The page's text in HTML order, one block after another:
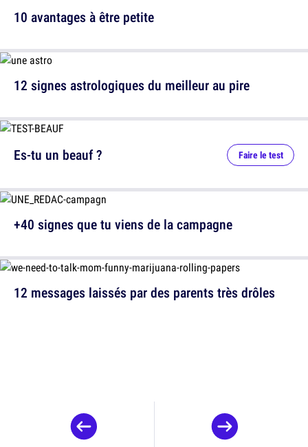
10 avantages à être petite
12 signes astrologiques du meilleur au pire
12 messages laissés par des parents très drôles
Es-tu un beauf ? Faire le test
+40 signes que tu viens de la campagne